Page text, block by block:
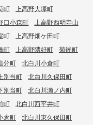
町
上高野大塚町
口小森町
上高野西明寺山
町
上高野畑ケ田町
町 上高野隣好町
菊鉾町
分町
北白川小倉町
別当町
北白川久保田町
別当町
北白川瀬ノ内町
町
北白川西平井町
倉町
北白川東久保田町